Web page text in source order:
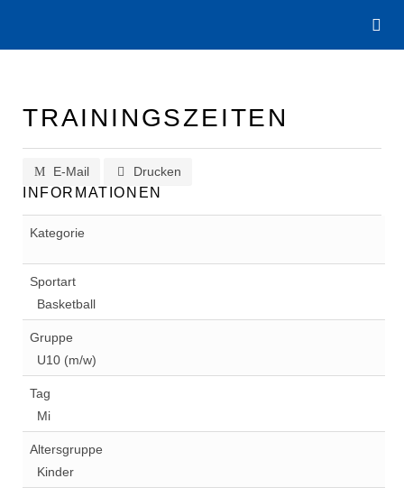
TRAININGSZEITEN
E-Mail Drucken
INFORMATIONEN
Kategorie
Sportart
Basketball
Gruppe
U10 (m/w)
Tag
Mi
Altersgruppe
Kinder